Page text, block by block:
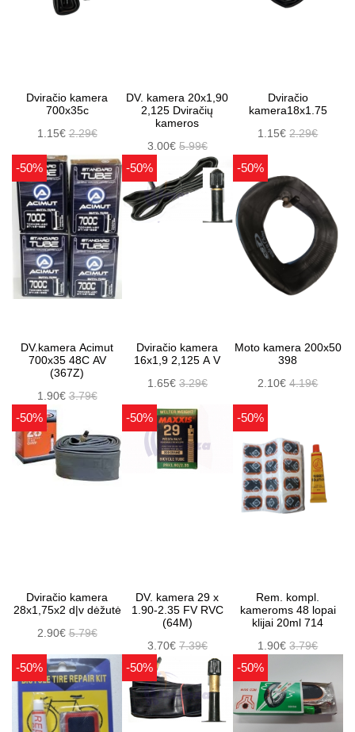
Dviračio kamera
700x35c
1.15€2.29€
DV. kamera 20x1,90
2,125 Dviračių
kameros
3.00€ 5.99€
Dviračio
kamera18x1.75
1.15€2.29€
-50%
DV.kamera Acimut
700x35 48C AV
(367Z)
1.90€3.79€
-50%
Dviračio kamera
16x1,9 2,125 A V
1.65€ 3.29€
-50%
Moto kamera 200x50
398
2.10€4.19€
-50%
Dviračio kamera
28x1,75x2 d|v dėžutė
2.90€5.79€
-50%
DV. kamera 29 x
1.90-2.35 FV RVC
(64M)
3.70€ 7.39€
-50%
Rem. kompl.
kameroms 48 lopai
klijai 20ml 714
1.90€3.79€
-50% -50% -50%